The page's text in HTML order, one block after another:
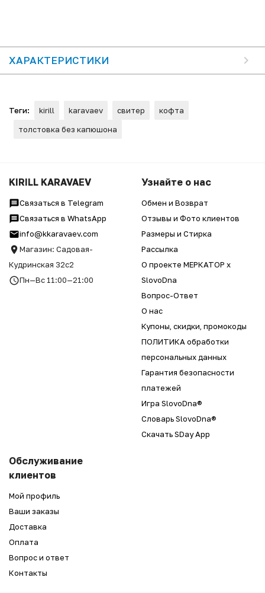
ХАРАКТЕРИСТИКИ
Теги: kirill karavaev свитер
кофта
толстовка без капюшона
KIRILL KARAVAEV
Связаться в Telegram
Связаться в WhatsApp
info@kkaravaev.com
Магазин: Садовая-
Кудринская 32с2
Пн—Вс 11:00—21:00
Узнайте о нас
Обмен и Возврат
Отзывы и Фото клиентов
Размеры и Стирка
Рассылка
О проекте МЕРКАТОР x
SlovoDna
Вопрос-Ответ
О нас
Купоны, скидки, промокоды
ПОЛИТИКА обработки
персональных данных
Гарантия безопасности
платежей
Игра SlovoDna®
Словарь SlovoDna®
Скачать SDay App
Обслуживание
клиентов
Мой профиль
Ваши заказы
Доставка
Оплата
Вопрос и ответ
Контакты